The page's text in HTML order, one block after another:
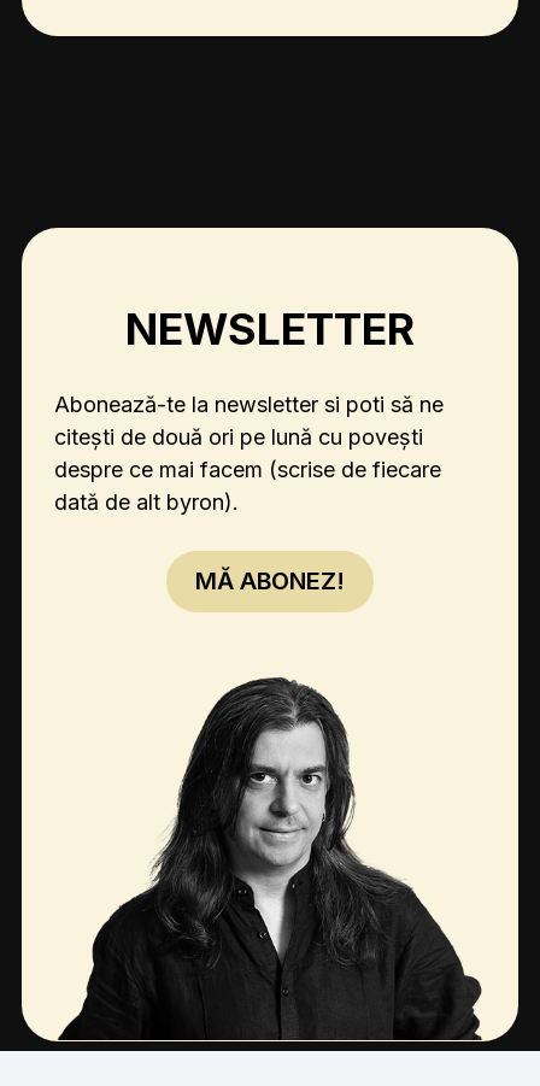
NEWSLETTER
Abonează-te la newsletter si poti să ne
citești de două ori pe lună cu povești
despre ce mai facem (scrise de fiecare
dată de alt byron).
MĂ ABONEZ!